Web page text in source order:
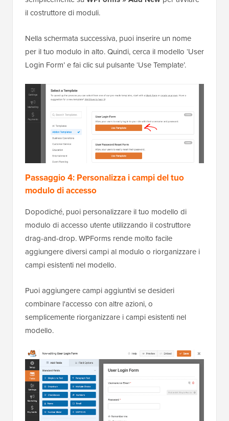
il costruttore di moduli.
Nella schermata successiva, puoi inserire un nome
per il tuo modulo in alto. Quindi, cerca il modello ‘User
Login Form’ e fai clic sul pulsante ‘Use Template’.
Passaggio 4: Personalizza i campi del tuo
modulo di accesso
Dopodiché, puoi personalizzare il tuo modello di
modulo di accesso utente utilizzando il costruttore
drag-and-drop. WPForms rende molto facile
aggiungere diversi campi al modulo o riorganizzare i
campi esistenti nel modello.
Puoi aggiungere campi aggiuntivi se desideri
combinare l'accesso con altre azioni, o
semplicemente riorganizzare i campi esistenti nel
modello.